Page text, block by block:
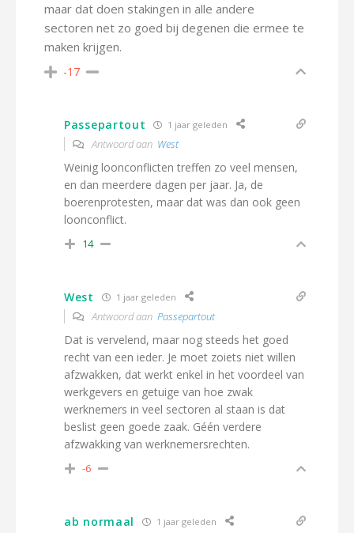
maar dat doen stakingen in alle andere
sectoren net zo goed bij degenen die ermee te
maken krijgen.
-17
Passepartout 1 jaar geleden
Antwoord aan West
Weinig loonconflicten treffen zo veel mensen,
en dan meerdere dagen per jaar. Ja, de
boerenprotesten, maar dat was dan ook geen
loonconflict.
14
West 1 jaar geleden
Antwoord aan Passepartout
Dat is vervelend, maar nog steeds het goed
recht van een ieder. Je moet zoiets niet willen
afzwakken, dat werkt enkel in het voordeel van
werkgevers en getuige van hoe zwak
werknemers in veel sectoren al staan is dat
beslist geen goede zaak. Géén verdere
afzwakking van werknemersrechten.
-6
ab normaal 1 jaar geleden